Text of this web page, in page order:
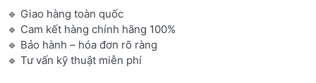
🔹 Giao hàng toàn quốc
🔹 Cam kết hàng chính hãng 100%
🔹 Bảo hành – hóa đơn rõ ràng
🔹 Tư vấn kỹ thuật miễn phí